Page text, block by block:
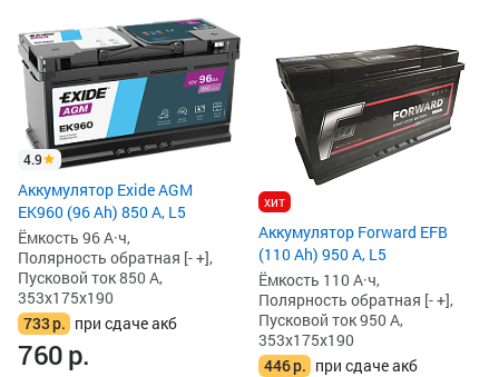
4.9
Аккумулятор Exide AGM
EK960 (96 Ah) 850 А, L5
Ёмкость 96 А·ч,
Полярность обратная [- +],
Пусковой ток 850 А,
353x175x190
733р. при сдаче акб
760р.
хит
Аккумулятор Forward EFB
(110 Ah) 950 А, L5
Ёмкость 110 А·ч,
Полярность обратная [- +],
Пусковой ток 950 А,
353x175x190
446р. при сдаче акб